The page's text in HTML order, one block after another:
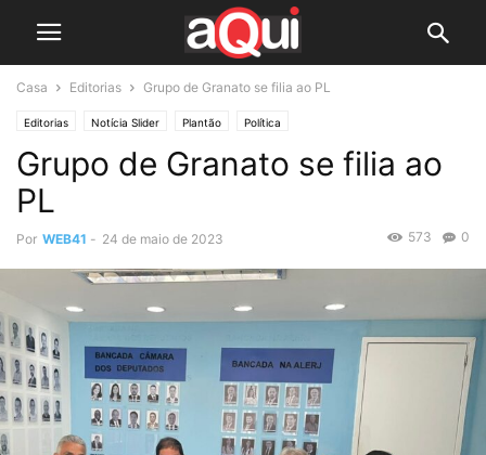
Casa Editorias Grupo de Granato se filia ao PL
Editorias Notícia Slider Plantão Política
Grupo de Granato se filia ao
PL
Por WEB41 - 24 de maio de 2023 0
573